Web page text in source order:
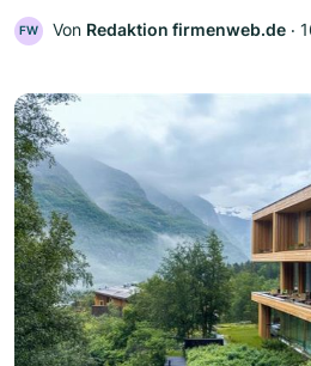
FW Von Redaktion firmenweb.de ‧